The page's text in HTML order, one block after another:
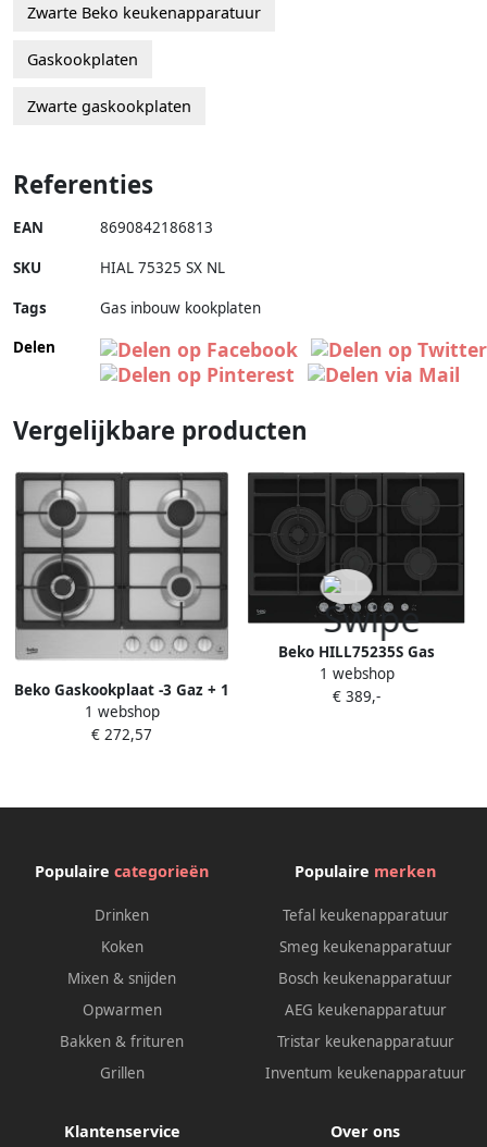
Zwarte Beko keukenapparatuur
Gaskookplaten
Zwarte gaskookplaten
Referenties
EAN 8690842186813
SKU HIAL 75325 SX NL
Tags
Gas inbouw kookplaten
Delen
Vergelijkbare producten
Beko Gaskookplaat -3 Gaz + 1
Wok L60 cm HIAW64325SX
1 webshop
€ 272,57
Beko HILL75235S Gas
kookplaat Zwart
1 webshop
€ 389,-
Populaire categorieën
Drinken
Koken
Mixen & snijden
Opwarmen
Bakken & frituren
Grillen
Populaire merken
Tefal keukenapparatuur
Smeg keukenapparatuur
Bosch keukenapparatuur
AEG keukenapparatuur
Tristar keukenapparatuur
Inventum keukenapparatuur
Klantenservice Over ons